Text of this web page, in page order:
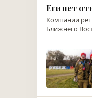
Египет
Компании
Ближнего